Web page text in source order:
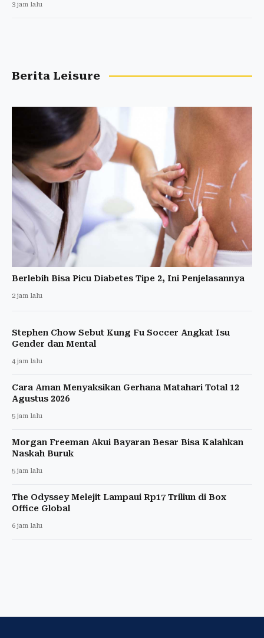
3 jam lalu
Berita Leisure
Berlebih Bisa Picu Diabetes Tipe 2, Ini Penjelasannya
2 jam lalu
Stephen Chow Sebut Kung Fu Soccer Angkat Isu
Gender dan Mental
4 jam lalu
Cara Aman Menyaksikan Gerhana Matahari Total 12
Agustus 2026
5 jam lalu
Morgan Freeman Akui Bayaran Besar Bisa Kalahkan
Naskah Buruk
5 jam lalu
The Odyssey Melejit Lampaui Rp17 Triliun di Box
Office Global
6 jam lalu